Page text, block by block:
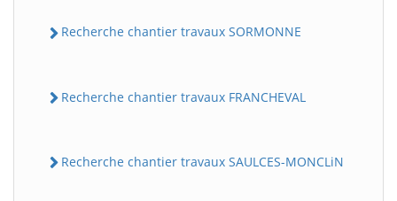
Recherche chantier travaux SORMONNE
Recherche chantier travaux FRANCHEVAL
Recherche chantier travaux SAULCES-MONCLiN